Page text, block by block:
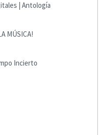
| Antología
MÚSICA!
Incierto